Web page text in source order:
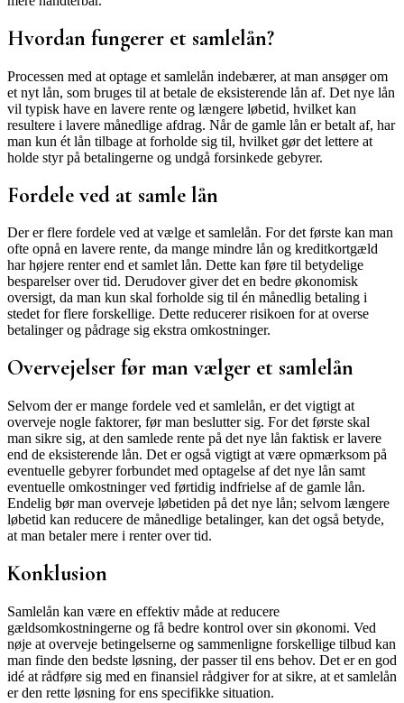
Hvordan fungerer et samlelån?
Processen med at optage et samlelån indebærer, at man ansøger om
et nyt lån, som bruges til at betale de eksisterende lån af. Det nye lån
vil typisk have en lavere rente og længere løbetid, hvilket kan
resultere i lavere månedlige afdrag. Når de gamle lån er betalt af, har
man kun ét lån tilbage at forholde sig til, hvilket gør det lettere at
holde styr på betalingerne og undgå forsinkede gebyrer.
Fordele ved at samle lån
Der er flere fordele ved at vælge et samlelån. For det første kan man
ofte opnå en lavere rente, da mange mindre lån og kreditkortgæld
har højere renter end et samlet lån. Dette kan føre til betydelige
besparelser over tid. Derudover giver det en bedre økonomisk
oversigt, da man kun skal forholde sig til én månedlig betaling i
stedet for flere forskellige. Dette reducerer risikoen for at overse
betalinger og pådrage sig ekstra omkostninger.
Overvejelser før man vælger et samlelån
Selvom der er mange fordele ved et samlelån, er det vigtigt at
overveje nogle faktorer, før man beslutter sig. For det første skal
man sikre sig, at den samlede rente på det nye lån faktisk er lavere
end de eksisterende lån. Det er også vigtigt at være opmærksom på
eventuelle gebyrer forbundet med optagelse af det nye lån samt
eventuelle omkostninger ved førtidig indfrielse af de gamle lån.
Endelig bør man overveje løbetiden på det nye lån; selvom længere
løbetid kan reducere de månedlige betalinger, kan det også betyde,
at man betaler mere i renter over tid.
Konklusion
Samlelån kan være en effektiv måde at reducere
gældsomkostningerne og få bedre kontrol over sin økonomi. Ved
nøje at overveje betingelserne og sammenligne forskellige tilbud kan
man finde den bedste løsning, der passer til ens behov. Det er en god
idé at rådføre sig med en finansiel rådgiver for at sikre, at et samlelån
er den rette løsning for ens specifikke situation.